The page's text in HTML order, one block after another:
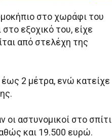
στο χωράφι του
στο εξοχικό του, είχε
από στελέχη της
2 μέτρα, ενώ κατείχε
αστυνομικοί στο σπίτι
και 19.500 ευρώ.